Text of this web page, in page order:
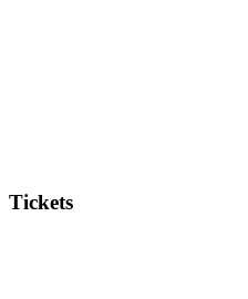
Tickets